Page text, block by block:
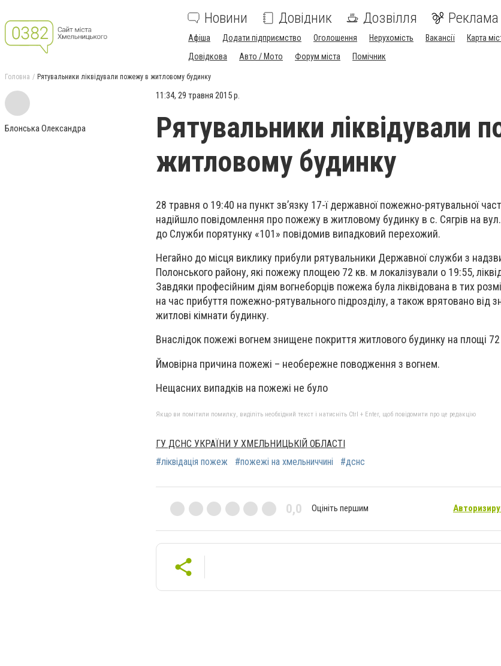
Новини Довідник Дозвілля Реклама
Афіша Додати підприємство Оголошення Нерухомість Вакансії Карта
Довідкова
Авто / Мото Форум міста Помічник
Головна Рятувальники ліквідували пожежу в житловому будинку
Блонська Олександра
11:34, 29 травня 2015 р.
Рятувальники ліквідували
житловому будинку
28 травня о 19:40 на пункт зв’язку 17-ї державної пожежно-рятувальної
надійшло повідомлення про пожежу в житловому будинку в с. Сягрів на
до Служби порятунку «101» повідомив випадковий перехожий.
Негайно до місця виклику прибули рятувальники Державної служби з
Полонського району, які пожежу площею 72 кв. м локалізували о 19:55,
Завдяки професійним діям вогнеборців пожежа була ліквідована в тих
на час прибуття пожежно-рятувального підрозділу, а також врятовано від
житлові кімнати будинку.
Внаслідок пожежі вогнем знищене покриття житлового будинку на площі
Ймовірна причина пожежі – необережне поводження з вогнем.
Нещасних випадків на пожежі не було
Якщо ви помітили помилку, виділіть необхідний текст і натисніть Ctrl + Enter, щоб повідомити про це редакцію
ГУ ДСНС УКРАЇНИ У ХМЕЛЬНИЦЬКІЙ ОБЛАСТІ
#ліквідація пожеж
#пожежі на хмельниччині #дснс
0,0 Оцініть першим